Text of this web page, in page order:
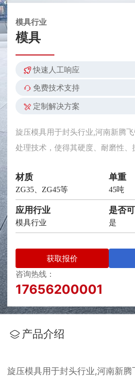
模具行业
模具
快速人工响应
免费技术支持
定制解决方案
旋压模具用于封头行业,河南新腾
处理技术，使得其硬度、耐磨性、
材质
ZG35、ZG45等
单重
45吨
应用行业
模具行业
是否
是
获取报价
咨询热线：
17656200001
产品介绍
旋压模具用于封头行业,河南新